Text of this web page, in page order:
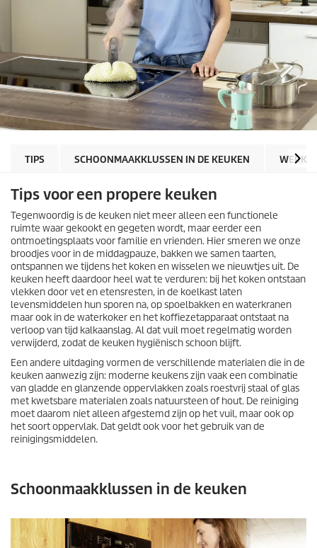
TIPS SCHOONMAAKKLUSSEN IN DE KEUKEN
Tips voor een propere keuken
Tegenwoordig is de keuken niet meer alleen een functionele
ruimte waar gekookt en gegeten wordt, maar eerder een
ontmoetingsplaats voor familie en vrienden. Hier smeren we onze
broodjes voor in de middagpauze, bakken we samen taarten,
ontspannen we tijdens het koken en wisselen we nieuwtjes uit. De
keuken heeft daardoor heel wat te verduren: bij het koken ontstaan
vlekken door vet en etensresten, in de koelkast laten
levensmiddelen hun sporen na, op spoelbakken en waterkranen
maar ook in de waterkoker en het koffiezetapparaat ontstaat na
verloop van tijd kalkaanslag. Al dat vuil moet regelmatig worden
verwijderd, zodat de keuken hygiënisch schoon blijft.
Een andere uitdaging vormen de verschillende materialen die in de
keuken aanwezig zijn: moderne keukens zijn vaak een combinatie
van gladde en glanzende oppervlakken zoals roestvrij staal of glas
met kwetsbare materialen zoals natuursteen of hout. De reiniging
moet daarom niet alleen afgestemd zijn op het vuil, maar ook op
het soort oppervlak. Dat geldt ook voor het gebruik van de
reinigingsmiddelen.
Schoonmaakklussen in de keuken